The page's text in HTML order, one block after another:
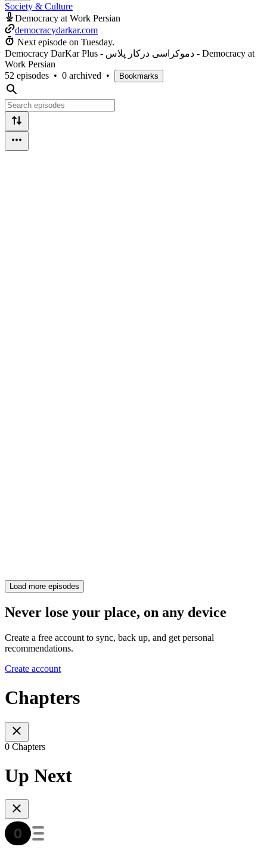
Society & Culture
Democracy at Work ‌Persian
democracydarkar.com
Next episode on Tuesday.
Democracy DarKar Plus - دموکراسی درکار پلاس - Democracy at
Work Persian
52 episodes • 0 archived • Bookmarks
Load more episodes
Never lose your place, on any device
Create a free account to sync, back up, and get personal
recommendations.
Create account
Chapters
0 Chapters
Up Next